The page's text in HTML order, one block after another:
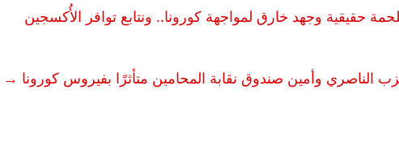
حقيقية وجهد خارق لمواجهة كورونا.. ونتابع توافر الأُكسجين
الناصري وأمين صندوق نقابة المحامين متأثرًا بفيروس كورونا →